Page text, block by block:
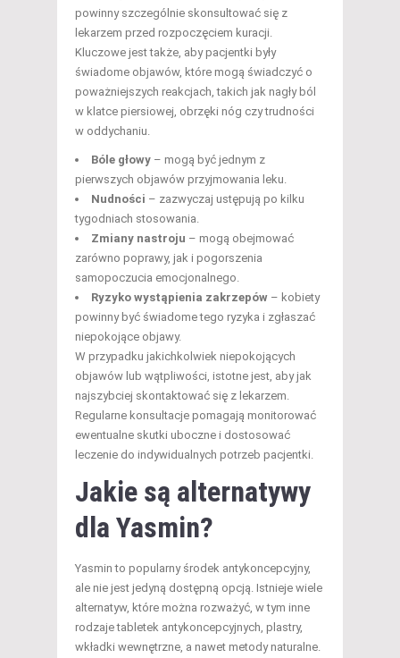
powinny szczególnie skonsultować się z
lekarzem przed rozpoczęciem kuracji.
Kluczowe jest także, aby pacjentki były
świadome objawów, które mogą świadczyć o
poważniejszych reakcjach, takich jak nagły ból
w klatce piersiowej, obrzęki nóg czy trudności
w oddychaniu.
Bóle głowy – mogą być jednym z
pierwszych objawów przyjmowania leku.
Nudności – zazwyczaj ustępują po kilku
tygodniach stosowania.
Zmiany nastroju – mogą obejmować
zarówno poprawy, jak i pogorszenia
samopoczucia emocjonalnego.
Ryzyko wystąpienia zakrzepów – kobiety
powinny być świadome tego ryzyka i zgłaszać
niepokojące objawy.
W przypadku jakichkolwiek niepokojących
objawów lub wątpliwości, istotne jest, aby jak
najszybciej skontaktować się z lekarzem.
Regularne konsultacje pomagają monitorować
ewentualne skutki uboczne i dostosować
leczenie do indywidualnych potrzeb pacjentki.
Jakie są alternatywy
dla Yasmin?
Yasmin to popularny środek antykoncepcyjny,
ale nie jest jedyną dostępną opcją. Istnieje wiele
alternatyw, które można rozważyć, w tym inne
rodzaje tabletek antykoncepcyjnych, plastry,
wkładki wewnętrzne, a nawet metody naturalne.